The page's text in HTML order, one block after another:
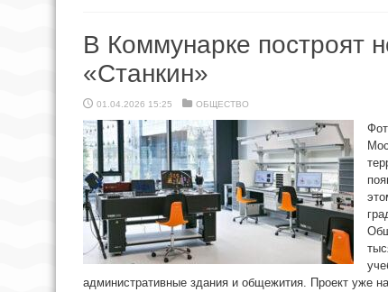
В Коммунарке построят
«Станкин»
01.04.2026 15:25 ОБЩЕСТВО
административные здания и общежития. Проект уже